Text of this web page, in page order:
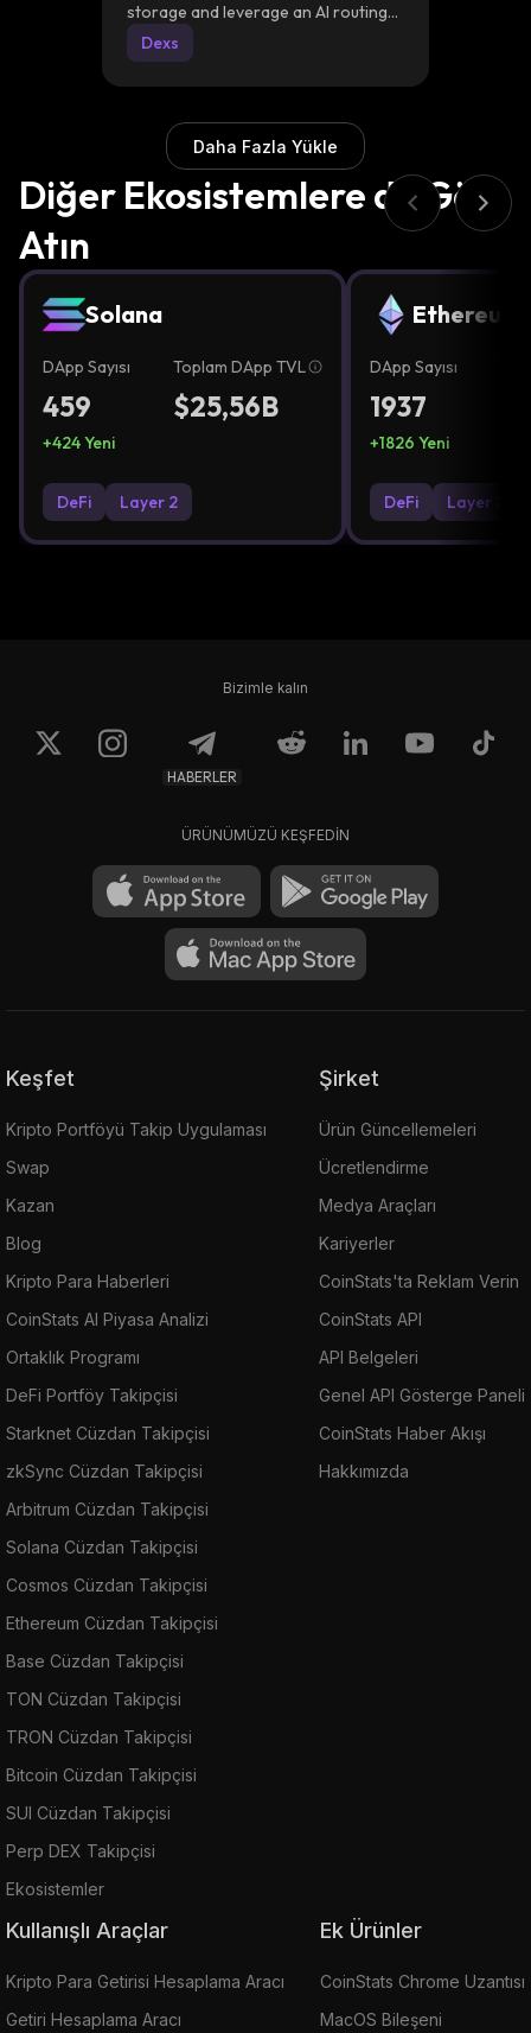
storage and leverage an AI routing
terminal to deliver investment
strategies.Designed to meet diverse
trading needs, SONEX is set to
Hunting Ecosystem Aggregator,
empowering users to stay ahead in
the ever-evolving DeFi landscape
Dexs
Daha Fazla Yükle
Diğer Ekosistemlere de Göz
Atın
Solana
DApp Sayısı
459
+424Yeni
Toplam DApp TVL
$25,56B
DeFi Layer 2
Ethereum
DApp Sayısı
1937
+1826 Yeni
DeFi Layer 2
Bizimle kalın
HABERLER
ÜRÜNÜMÜZÜ KEŞFEDİN
Keşfet
Kripto Portföyü Takip Uygulaması
Swap
Kazan
Blog
Kripto Para Haberleri
CoinStats AI Piyasa Analizi
Ortaklık Programı
DeFi Portföy Takipçisi
Starknet Cüzdan Takipçisi
zkSync Cüzdan Takipçisi
Arbitrum Cüzdan Takipçisi
Solana Cüzdan Takipçisi
Cosmos Cüzdan Takipçisi
Ethereum Cüzdan Takipçisi
Base Cüzdan Takipçisi
TON Cüzdan Takipçisi
TRON Cüzdan Takipçisi
Bitcoin Cüzdan Takipçisi
SUI Cüzdan Takipçisi
Perp DEX Takipçisi
Ekosistemler
Şirket
Ürün Güncellemeleri
Ücretlendirme
Medya Araçları
Kariyerler
CoinStats'ta Reklam Verin
CoinStats API
API Belgeleri
Genel API Gösterge Paneli
CoinStats Haber Akışı
Hakkımızda
Kullanışlı Araçlar
Kripto Para Getirisi Hesaplama Aracı
Getiri Hesaplama Aracı
Ek Ürünler
CoinStats Chrome Uzantısı
MacOS Bileşeni